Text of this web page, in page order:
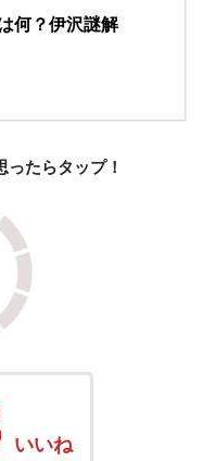
何？伊沢謎解
たらタップ！
いいね